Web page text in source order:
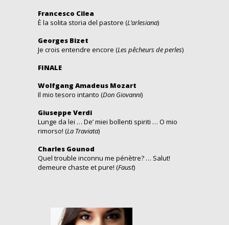
Francesco Cilea
È la solita storia del pastore (L’arlesiana)
Georges Bizet
Je crois entendre encore (Les pêcheurs de perles)
FINALE
Wolfgang Amadeus Mozart
Il mio tesoro intanto (Don Giovanni)
Giuseppe Verdi
Lunge da lei … De’ miei bollenti spiriti … O mio
rimorso! (La Traviata)
Charles Gounod
Quel trouble inconnu me pénètre? … Salut!
demeure chaste et pure! (Faust)